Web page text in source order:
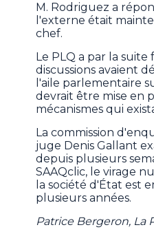
M. Rodriguez a
l'externe était
chef.
Le PLQ a par la suite
discussions avaient
l'aile parlementaire
devrait être mise en
mécanismes qui
La commission
juge Denis Gallant
depuis plusieurs
SAAQclic, le virage
la société d'État est
plusieurs années.
Patrice Bergeron, La